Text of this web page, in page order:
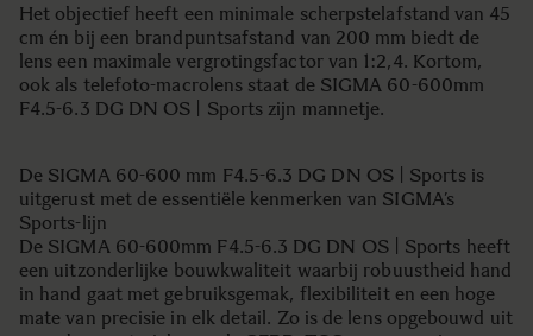
Het objectief heeft een minimale scherpstelafstand van 45
cm én bij een brandpuntsafstand van 200 mm biedt de
lens een maximale vergrotingsfactor van 1:2,4. Kortom,
ook als telefoto-macrolens staat de SIGMA 60-600mm
F4.5-6.3 DG DN OS | Sports zijn mannetje.
De SIGMA 60-600 mm F4.5-6.3 DG DN OS | Sports is
uitgerust met de essentiële kenmerken van SIGMA’s
Sports-lijn
De SIGMA 60-600mm F4.5-6.3 DG DN OS | Sports heeft
een uitzonderlijke bouwkwaliteit waarbij robuustheid hand
in hand gaat met gebruiksgemak, flexibiliteit en een hoge
mate van precisie in elk detail. Zo is de lens opgebouwd uit